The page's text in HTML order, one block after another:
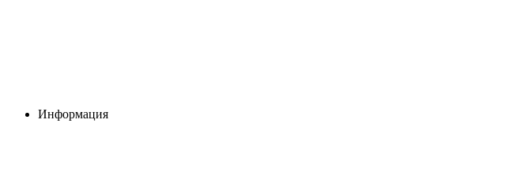
Информация